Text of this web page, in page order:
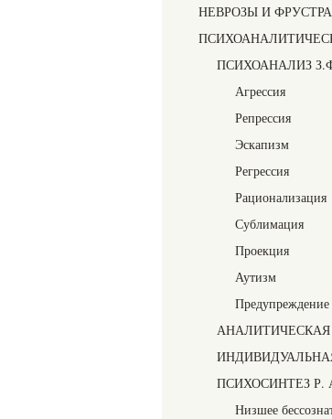
НЕВРОЗЫ И
ПСИХОАНАЛИЗ
Агрессия
Репрессия
Эскапизм
Регрессия
Рационализация
Сублимация
Проекция
Аутизм
Предупреждение
ПСИХОСИНТЕЗ
Низшее